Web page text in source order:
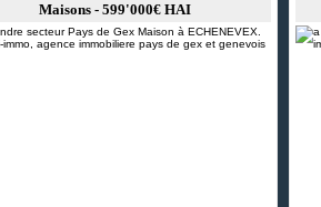
Maisons - 599'000€ HAI